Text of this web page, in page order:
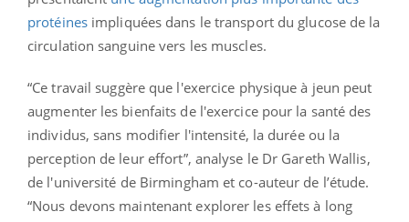
protéinesimpliquées dans le transport du glucose de la
circulation sanguine vers les muscles.
“Ce travail suggère que l'exercice physique à jeun peut
augmenter les bienfaits de l'exercice pour la santé des
individus, sans modifier l'intensité, la durée ou la
perception de leur effort”, analyse le Dr Gareth Wallis,
de l'université de Birmingham et co-auteur de l’étude.
“Nous devons maintenant explorer les effets à long